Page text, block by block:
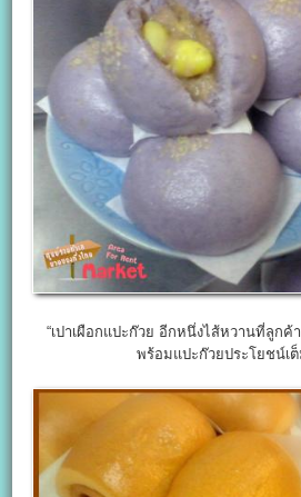
“เปาเผือกแปะก๊วย อีกหนึ่งไส้หวานที่ลูก
พร้อมแปะก๊วยประโยชน์เต็